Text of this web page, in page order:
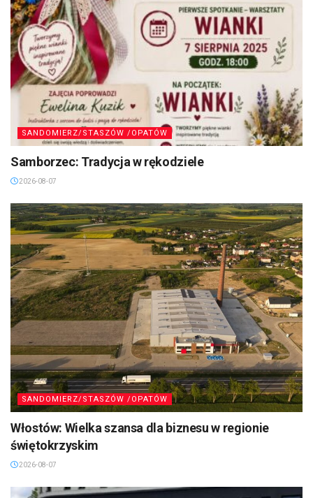
SANDOMIERZ/STASZÓW /OPATÓW
Samborzec: Tradycja w rękodziele
2026-08-07
SANDOMIERZ/STASZÓW /OPATÓW
Włostów: Wielka szansa dla biznesu w regionie
świętokrzyskim
2026-08-07